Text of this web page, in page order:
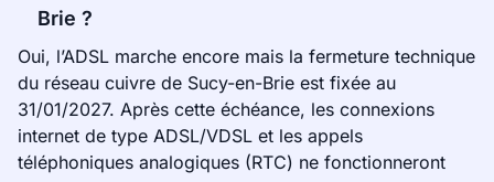
Brie ?
Oui, l’ADSL marche encore mais la fermeture technique
du réseau cuivre de Sucy-en-Brie est fixée au
31/01/2027. Après cette échéance, les connexions
internet de type ADSL/VDSL et les appels
téléphoniques analogiques (RTC) ne fonctionneront